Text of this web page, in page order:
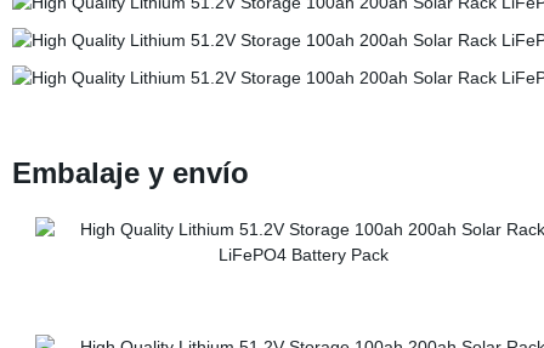
Embalaje y envío